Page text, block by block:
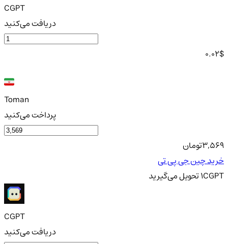
CGPT
دریافت می‌کنید
0.02$
Toman
پرداخت می‌کنید
3,569تومان
خرید چین جی پی تی
1CGPTتحویلمی‌گیرید
CGPT
دریافت می‌کنید